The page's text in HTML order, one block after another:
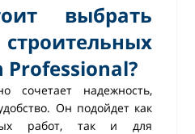
выбрать
сочетает надежность,
Он подойдет как
работ, так и для